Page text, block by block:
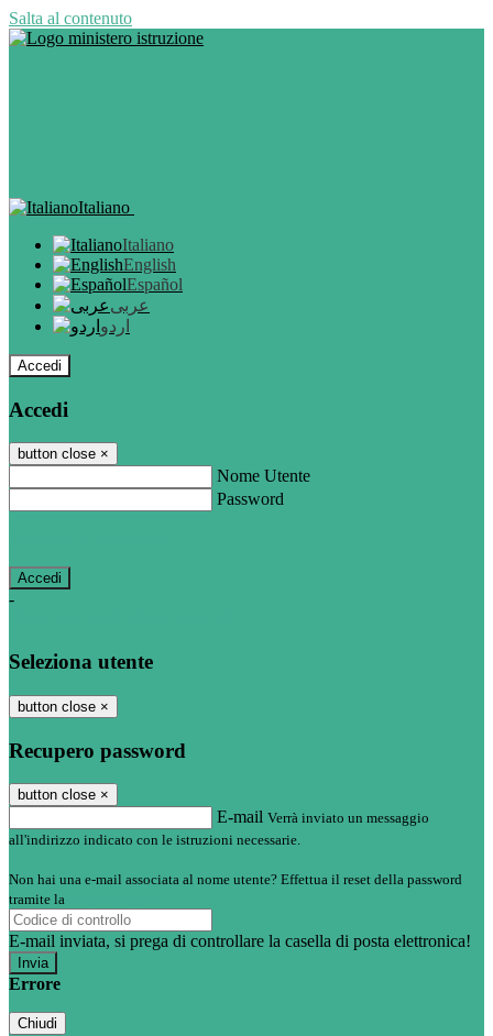
Salta al contenuto
Italiano
Italiano
English
Español
عربى
اردو
Accedi
Accedi
button close ×
Nome Utente
Password
-
Seleziona utente
button close ×
Recupero password
button close ×
E-mail Verrà inviato un messaggio
all'indirizzo indicato con le istruzioni necessarie.
Non hai una e-mail associata al nome utente? Effettua il reset della password
tramite la
E-mail inviata, si prega di controllare la casella di posta elettronica!
Errore
Chiudi